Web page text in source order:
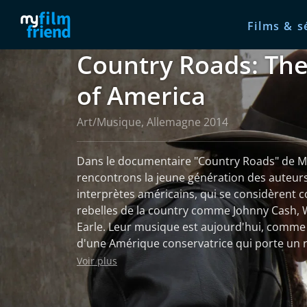
Films &
Country Roads:
of America
Art/Musique, Allemagne 2014
Dans le documentaire "Country Roads" de
rencontrons la jeune génération des
interprètes américains, qui se considèrent
rebelles de la country comme Johnny Cash,
Earle. Leur musique est aujourd'hui,
d'une Amérique conservatrice qui porte un
compassion sur son prochain - et sur un
chemins. L'accent est mis sur Justin Townes
et Caitlin Rose - des représentants de la
Voir plus